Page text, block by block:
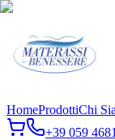
HomeProdottiChi
+39 059